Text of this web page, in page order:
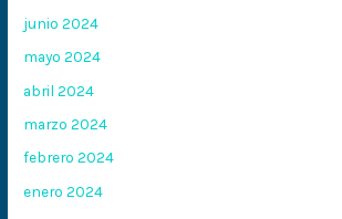
junio 2024
mayo 2024
abril 2024
marzo 2024
febrero 2024
enero 2024